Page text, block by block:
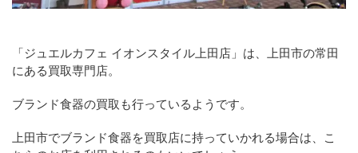
「ジュエルカフェ イオンスタイル上田店」は、上田市の常田
にある買取専門店。
ブランド食器の買取も行っているようです。
上田市でブランド食器を買取店に持っていかれる場合は、こ